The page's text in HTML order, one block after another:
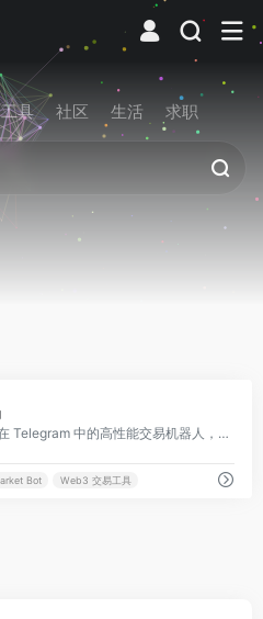
工具 社区 生活 求职
PolyCop 是一款集成在 Telegram 中的高性能交易机器人，专门为 Polymarket 用户设计。它允许用户通过监控“聪明钱”地址实现自动跟单，并提供限价单、止损止盈等 Polymarket 原生界面不具备的高级交易功能。
Bot Web3 交易工具